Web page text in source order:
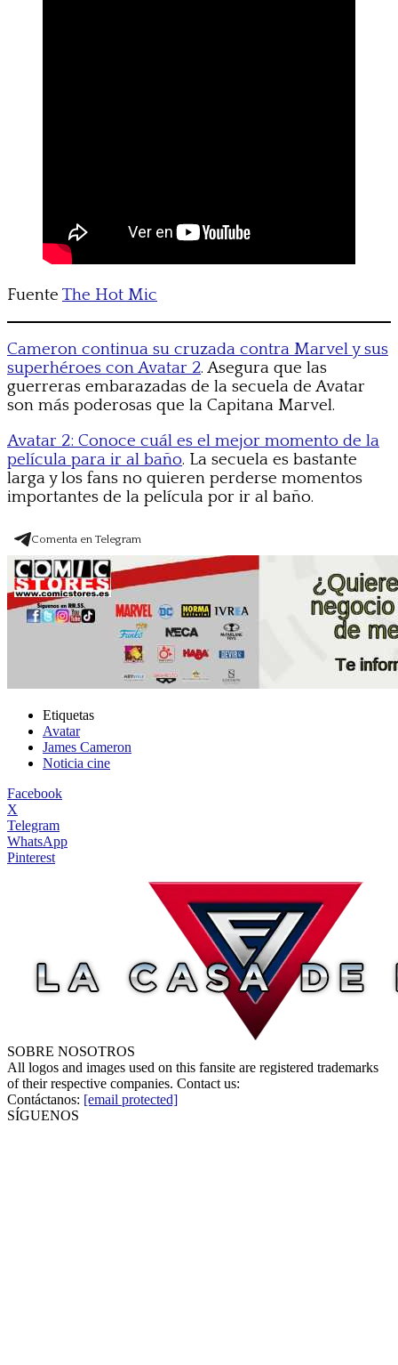
Fuente The Hot Mic
Cameron continua su cruzada contra Marvel y sus
superhéroes con Avatar 2. Asegura que las
guerreras embarazadas de la secuela de Avatar
son más poderosas que la Capitana Marvel.
Avatar 2: Conoce cuál es el mejor momento de la
película para ir al baño. La secuela es bastante
larga y los fans no quieren perderse momentos
importantes de la película por ir al baño.
Comenta en Telegram
Etiquetas
Avatar
James Cameron
Noticia cine
Facebook
X
Telegram
WhatsApp
Pinterest
SOBRE NOSOTROS
All logos and images used on this fansite are registered trademarks
of their respective companies. Contact us:
Contáctanos: [email protected]
SÍGUENOS